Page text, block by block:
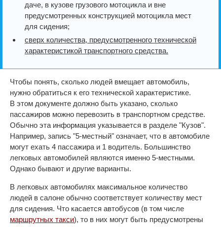
даче, в кузове грузового мотоцикла и вне
предусмотренных конструкцией мотоцикла мест
для сидения;
сверх количества, предусмотренного технической
характеристикой транспортного средства.
Чтобы понять, сколько людей вмещает автомобиль,
нужно обратиться к его технической характеристике.
В этом документе должно быть указано, сколько
пассажиров можно перевозить в транспортном средстве.
Обычно эта информация указывается в разделе "Кузов".
Например, запись "5-местный" означает, что в автомобиле
могут ехать 4 пассажира и 1 водитель. Большинство
легковых автомобилей являются именно 5-местными.
Однако бывают и другие варианты.
В легковых автомобилях максимальное количество
людей в салоне обычно соответствует количеству мест
для сидения. Что касается автобусов (в том числе
маршрутных такси), то в них могут быть предусмотрены